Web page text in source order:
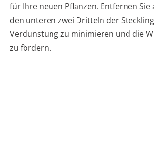
für Ihre neuen Pflanzen. Entfernen Sie
den unteren zwei Dritteln der
Verdunstung zu minimieren und die
zu fördern.